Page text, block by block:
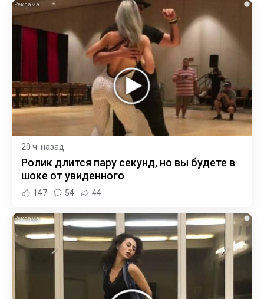
i
20 ч. назад
Ролик длится пару секунд, но вы будете в
шоке от увиденного
147 54 44
i